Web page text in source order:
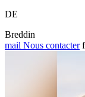
DE
Breddin
mail Nous contacter